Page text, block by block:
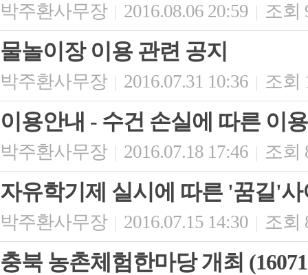
박주환사무장 | 2016.08.06 20:59 | 조회
물놀이장 이용 관련 공지
박주환사무장 | 2016.07.31 10:36 | 조회
이용안내 - 수건 손실에 따른 이
박주환사무장 | 2016.07.18 17:46 | 조회
자유학기제 실시에 따른 '꿈길'
박주환사무장 | 2016.07.15 14:30 | 조회
충북 농촌체험한마당 개최